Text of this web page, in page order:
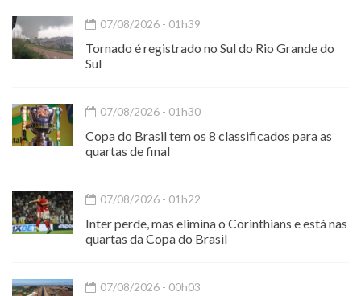
07/08/2026 - 01h39
Tornado é registrado no Sul do Rio Grande do
Sul
07/08/2026 - 01h30
Copa do Brasil tem os 8 classificados para as
quartas de final
07/08/2026 - 01h22
Inter perde, mas elimina o Corinthians e está nas
quartas da Copa do Brasil
07/08/2026 - 00h03